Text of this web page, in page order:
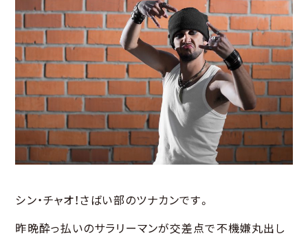
シン・チャオ！さばい部のツナカンです。
昨晩酔っ払いのサラリーマンが交差点で不機嫌丸出し